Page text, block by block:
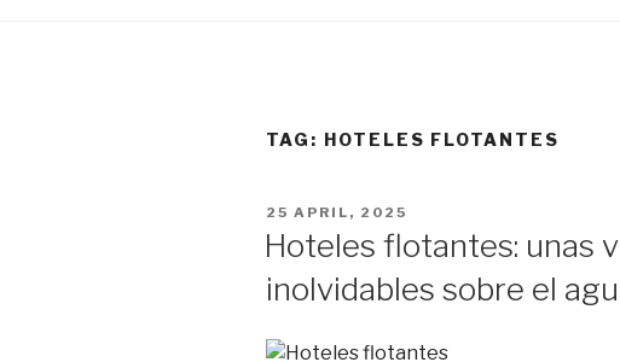
TAG: HOTELES FLOTANTES
POSTED
25 APRIL, 2025
Hoteles flotantes: unas
inolvidables sobre el